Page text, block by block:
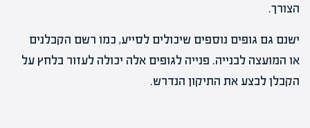
הצורך.
ישנם גם גופים נוספים שיכולים לסייע, כמו רשם הקבלנים
או המועצה לבנייה. פנייה לגופים אלה יכולה לעזור בלחץ על
הקבלן לבצע את התיקון הנדרש.